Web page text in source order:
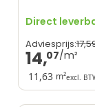
Direct
Adviesprijs:17,
14,07
11,63 m²excl.